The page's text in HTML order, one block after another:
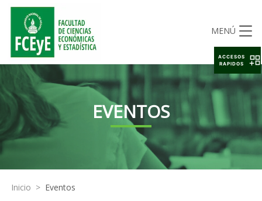
MENÚ
EVENTOS
Inicio > Eventos
ACCESOS
RAPIDOS